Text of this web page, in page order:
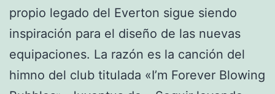
propio legado del Everton sigue siendo
inspiración para el diseño de las nuevas
equipaciones. La razón es la canción del
himno del club titulada «I’m Forever Blowing